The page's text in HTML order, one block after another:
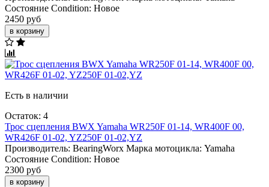
Состояние Condition: Новое
2450 руб
в корзину
Есть в наличии
Остаток: 4
Трос сцепления BWX Yamaha WR250F 01-14, WR400F 00,
WR426F 01-02, YZ250F 01-02,YZ
Производитель: BearingWorx Марка мотоцикла: Yamaha
Состояние Condition: Новое
2300 руб
в корзину